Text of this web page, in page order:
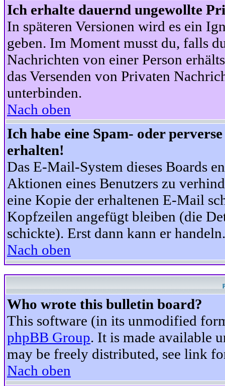
Ich erhalte dauernd ungewollte
In späteren Versionen wird es ein
geben. Im Moment musst du, falls
Nachrichten von einer Person
das Versenden von Privaten
unterbinden.
Nach oben
Ich habe eine Spam- oder
erhalten!
Das E-Mail-System dieses Boards
Aktionen eines Benutzers zu
eine Kopie der erhaltenen E-Mail
Kopfzeilen angefügt bleiben (die
schickte). Erst dann kann er handeln.
Nach oben
Who wrote this bulletin board?
This software (in its unmodified
phpBB Group. It is made available
may be freely distributed, see link
Nach oben